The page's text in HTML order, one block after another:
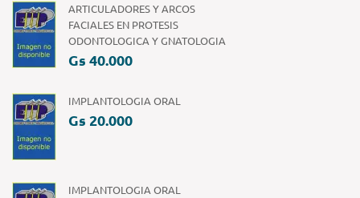
ARTICULADORES Y ARCOS
FACIALES EN PROTESIS
ODONTOLOGICA Y GNATOLOGIA
Gs 40.000
IMPLANTOLOGIA ORAL
Gs 20.000
IMPLANTOLOGIA ORAL